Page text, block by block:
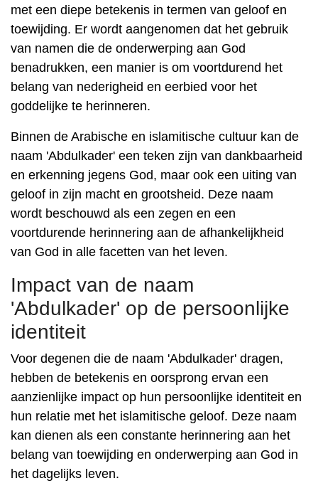
met een diepe betekenis in termen van geloof en
toewijding. Er wordt aangenomen dat het gebruik
van namen die de onderwerping aan God
benadrukken, een manier is om voortdurend het
belang van nederigheid en eerbied voor het
goddelijke te herinneren.
Binnen de Arabische en islamitische cultuur kan de
naam 'Abdulkader' een teken zijn van dankbaarheid
en erkenning jegens God, maar ook een uiting van
geloof in zijn macht en grootsheid. Deze naam
wordt beschouwd als een zegen en een
voortdurende herinnering aan de afhankelijkheid
van God in alle facetten van het leven.
Impact van de naam
'Abdulkader' op de persoonlijke
identiteit
Voor degenen die de naam 'Abdulkader' dragen,
hebben de betekenis en oorsprong ervan een
aanzienlijke impact op hun persoonlijke identiteit en
hun relatie met het islamitische geloof. Deze naam
kan dienen als een constante herinnering aan het
belang van toewijding en onderwerping aan God in
het dagelijks leven.